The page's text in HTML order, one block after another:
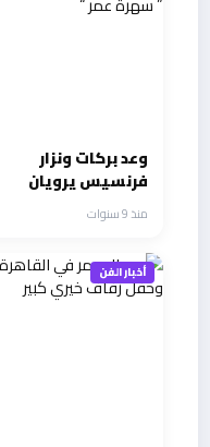
وعد بركات ونزار
فرنسيس يرويان
ذكريات ملحم بركات
في ” سهرة عمر “
منذ 9 سنوات
أخبار الفن